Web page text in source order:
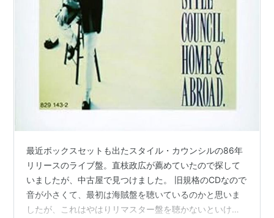
功している。ミックはガリアーノなどに参加、アシッド
ジャズ周辺でキーボーディスト、プロデューサーとして
活動。スティーヴはポールのバンドの要となりつつミッ
クとのプロジェクトなどでも活動。ディーはソロシンガ
ーとなったが、ポールとの離婚後はあまり噂を聞かなく
Paul Weller (G/Key/B/Vo)
Mick Talbot (P/Org/Key/Vo)
Steve White(Dr/Perc)
Dee C. Lee (Vo)
最近ボックスセットも出たスタイル・カウンシルの86年
リリースのライブ盤。直枝政広が薦めていたので探して
いましたが、中古屋で見つけました。 旧規格のCDなので
音が小さくて、最初は海賊盤を聴いているのかと思いま
したが、これはやはりリマスター盤を聴かないといけま